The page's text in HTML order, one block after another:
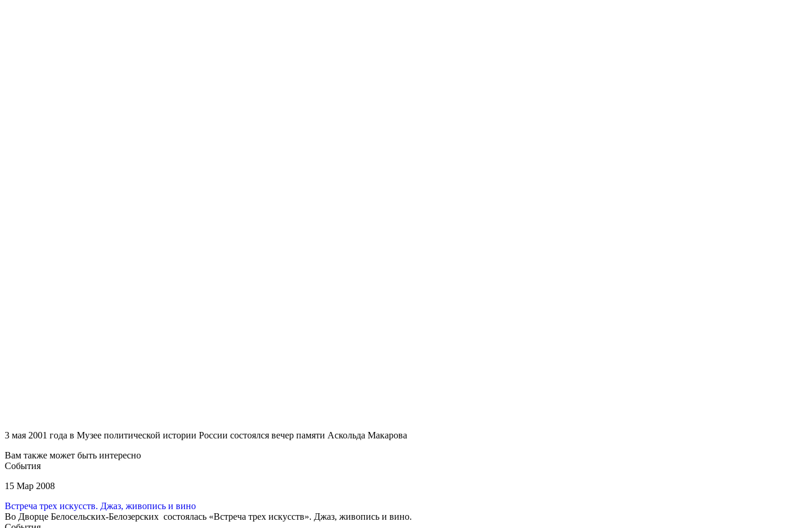
3 мая 2001 года в Музее политической истории России состоялся вечер памяти Аскольда Макарова
Вам также может быть интересно
События
15 Мар 2008
Встреча трех искусств. Джаз, живопись и вино
Во Дворце Белосельских-Белозерских состоялась «Встреча трех искусств». Джаз, живопись и вино.